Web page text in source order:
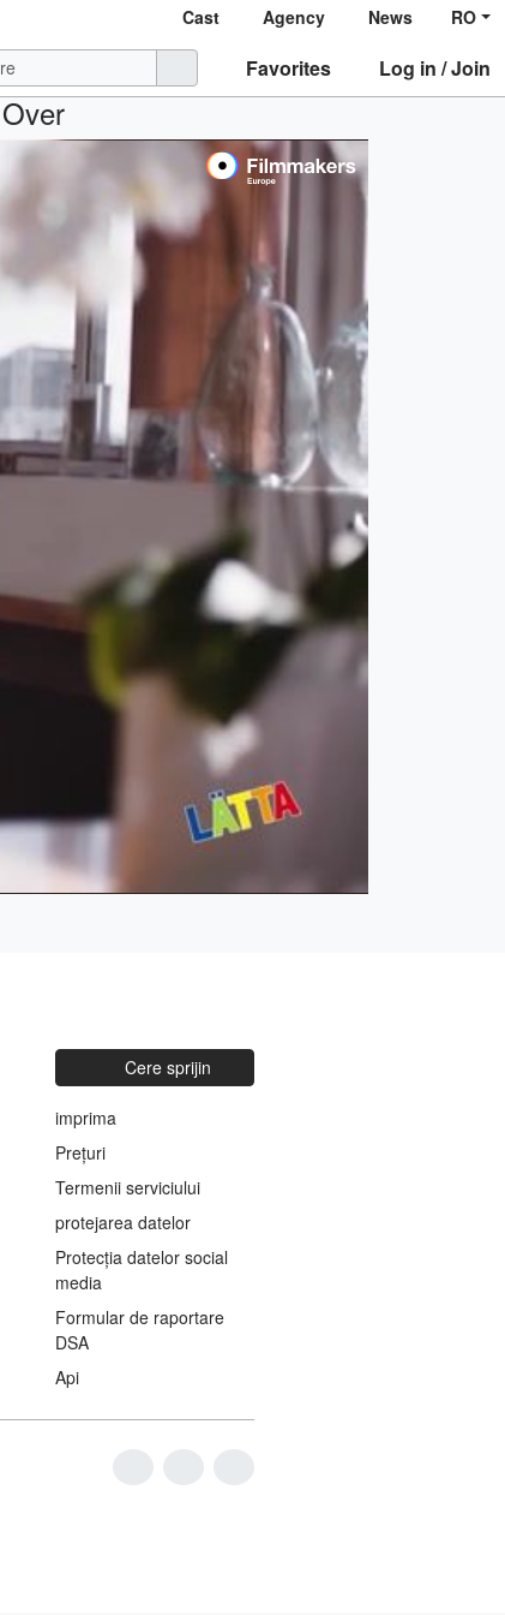
Cast Agency News RO
Favorites Log in / Join
Cere sprijin
imprima
Prețuri
Termenii serviciului
protejarea datelor
Protecția datelor social
media
Formular de raportare
DSA
Api